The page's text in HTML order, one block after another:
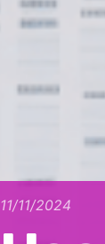
11/11/2024